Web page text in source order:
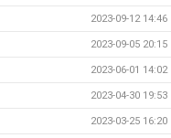
2023-09-12 14:46
2023-09-05 20:15
2023-06-01 14:02
2023-04-30 19:53
2023-03-25 16:20